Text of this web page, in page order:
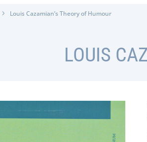
Louis Cazamian’s Theory of Humour
LOUIS